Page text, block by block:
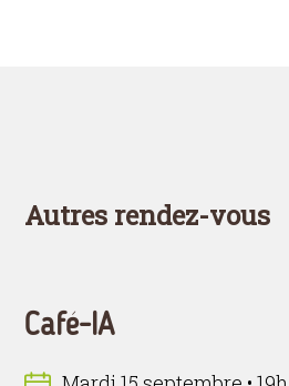
Autres rendez-vous
Café-IA